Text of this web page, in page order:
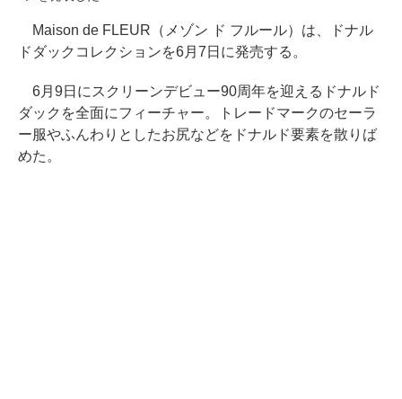
Maison de FLEUR（メゾン ド フルール）は、ドナル
ドダックコレクションを6月7日に発売する。
6月9日にスクリーンデビュー90周年を迎えるドナルド
ダックを全面にフィーチャー。トレードマークのセーラ
ー服やふんわりとしたお尻などをドナルド要素を散りば
めた。